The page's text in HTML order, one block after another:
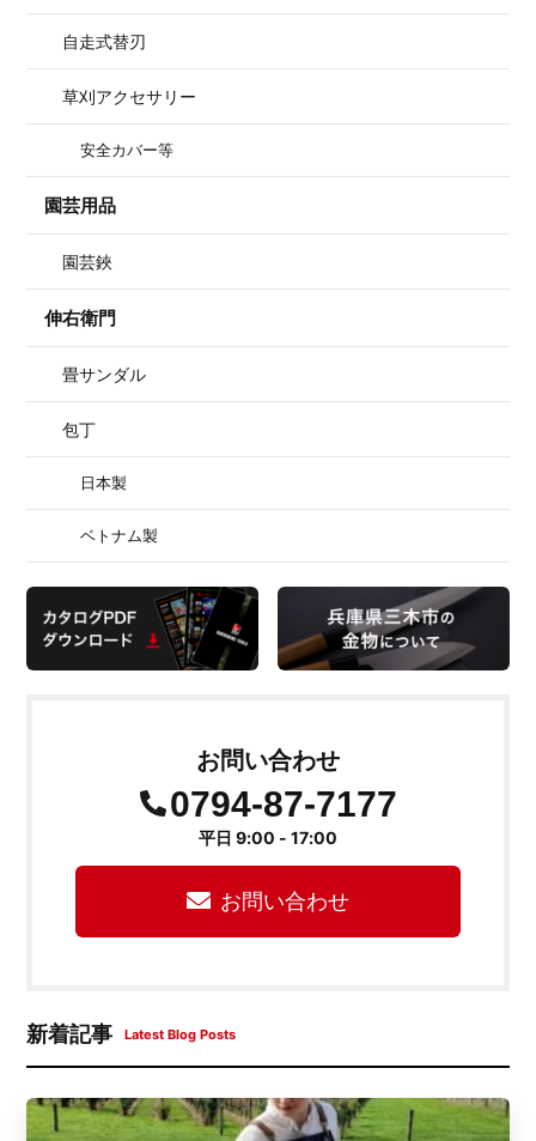
自走式替刃
草刈アクセサリー
安全カバー等
園芸用品
園芸鋏
伸右衛門
畳サンダル
包丁
日本製
ベトナム製
お問い合わせ
0794-87-7177
平日 9:00 - 17:00
お問い合わせ
新着記事 Latest Blog Posts